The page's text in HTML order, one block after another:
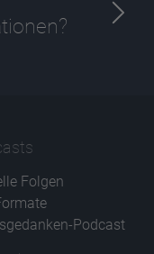
Folgen
Podcast